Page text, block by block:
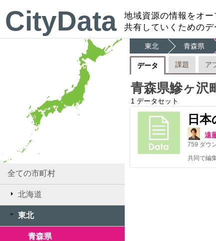
CityData
地域資源の情報をオ
共有していくためのデ
全ての市町村
北海道
東北
青森県
東北 青森県
データ 課題 ア
青森県鰺ヶ沢
1 データセット
日
遠
759 ダウ
共同で編